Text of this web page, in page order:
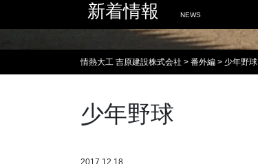
新着情報 NEWS
情熱大工 吉原建設株式会社 > 番外編 > 少年野球
少年野球